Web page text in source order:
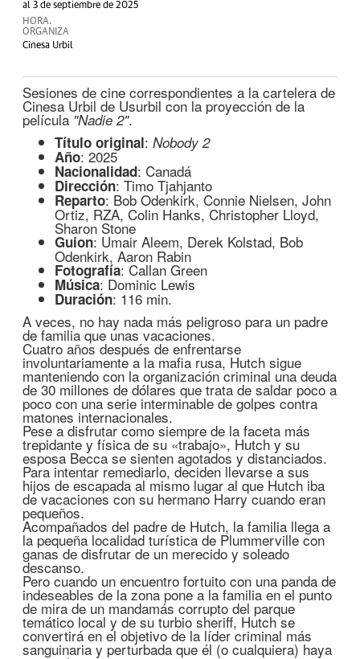
al 3 de septiembre de 2025
HORA.
ORGANIZA
Cinesa Urbil
Sesiones de cine correspondientes a la cartelera de
Cinesa Urbil de Usurbil con la proyección de la
película "Nadie 2".
Título original: Nobody 2
Año: 2025
Nacionalidad: Canadá
Dirección: Timo Tjahjanto
Reparto: Bob Odenkirk, Connie Nielsen, John
Ortiz, RZA, Colin Hanks, Christopher Lloyd,
Sharon Stone
Guion: Umair Aleem, Derek Kolstad, Bob
Odenkirk, Aaron Rabin
Fotografía: Callan Green
Música: Dominic Lewis
Duración: 116 min.
A veces, no hay nada más peligroso para un padre
de familia que unas vacaciones.
Cuatro años después de enfrentarse
involuntariamente a la mafia rusa, Hutch sigue
manteniendo con la organización criminal una deuda
de 30 millones de dólares que trata de saldar poco a
poco con una serie interminable de golpes contra
matones internacionales.
Pese a disfrutar como siempre de la faceta más
trepidante y física de su «trabajo», Hutch y su
esposa Becca se sienten agotados y distanciados.
Para intentar remediarlo, deciden llevarse a sus
hijos de escapada al mismo lugar al que Hutch iba
de vacaciones con su hermano Harry cuando eran
pequeños.
Acompañados del padre de Hutch, la familia llega a
la pequeña localidad turística de Plummerville con
ganas de disfrutar de un merecido y soleado
descanso.
Pero cuando un encuentro fortuito con una panda de
indeseables de la zona pone a la familia en el punto
de mira de un mandamás corrupto del parque
temático local y de su turbio sheriff, Hutch se
convertirá en el objetivo de la líder criminal más
sanguinaria y perturbada que él (o cualquiera) haya